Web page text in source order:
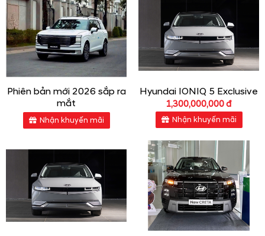
Phiên bản mới 2026 sắp ra
mắt
Nhận khuyến mãi
Hyundai IONIQ 5 Exclusive
1,300,000,000 đ
Nhận khuyến mãi